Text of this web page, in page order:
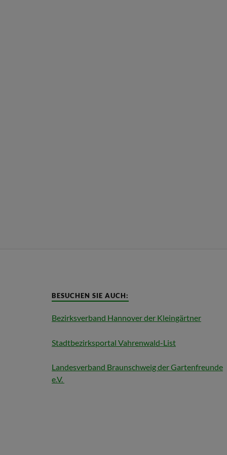
BESUCHEN SIE AUCH:
Bezirksverband Hannover der Kleingärtner
Stadtbezirksportal Vahrenwald-List
Landesverband Braunschweig der Gartenfreunde
e.V.